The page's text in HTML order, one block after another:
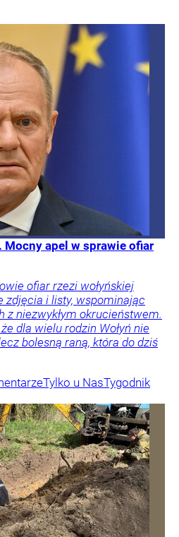
Mocny apel w sprawie ofiar
ofiar rzezi wołyńskiej
zdjęcia i listy, wspominając
z niezwykłym okrucieństwem.
dla wielu rodzin Wołyń nie
bolesną raną, która do dziś
Tylko u NasTygodnik